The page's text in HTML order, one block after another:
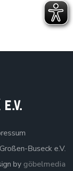
Buseck e.V.
by göbelmedia